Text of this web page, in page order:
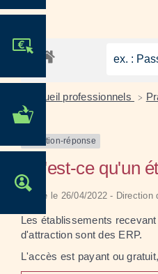
MES DÉMARCHES
OFFRES D'EMPLOI
Accueil professionnels >
Question-réponse
Qu'est-ce qu'un
Vérifié le 26/04/2022 -
Les établissements
d'attraction sont des ERP.
L'accès est payant ou